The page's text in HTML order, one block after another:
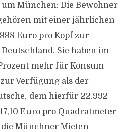
München: Die Bewohner
mit einer jährlichen
Euro pro Kopf zur
Sie haben im
mehr für Konsum
Verfügung als der
dem hierfür 22.992
Euro pro Quadratmeter
Münchner Mieten